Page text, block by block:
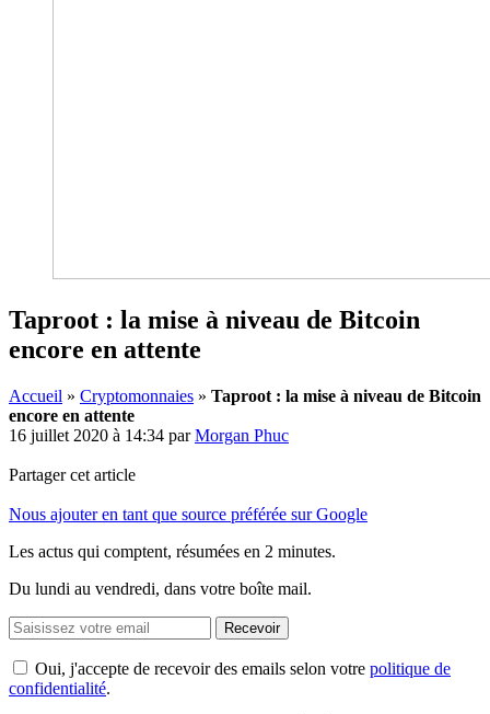
Taproot : la mise à niveau de Bitcoin
encore en attente
Accueil » Cryptomonnaies » Taproot : la mise à niveau de Bitcoin
encore en attente
16 juillet 2020 à 14:34 parMorgan Phuc
Partager cet article
Nous ajouter en tant que source préférée sur Google
Les actus qui comptent, résumées en 2 minutes.
Du lundi au vendredi, dans votre boîte mail.
Recevoir
Oui, j'accepte de recevoir des emails selon votre politique de
confidentialité.